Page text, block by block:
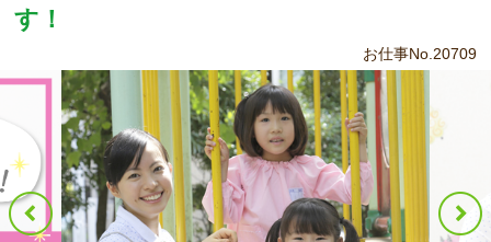
す！
お仕事No.20709